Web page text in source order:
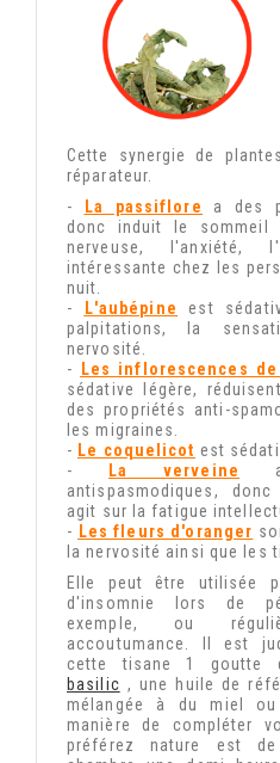
Cette synergie de
réparateur.
-
La passiflore
a des
donc induit le
nerveuse, l'anxiété,
intéressante chez les
nuit.
-
L'aubépine
est
palpitations, la
nervosité.
-
Les inflorescences
sédative légère,
des propriétés anti-
les migraines.
- Le coquelicot est
-
La verveine
a
antispasmodiques, donc
agit sur la fatigue
- Les fleurs d'oranger
la nervosité ainsi que les
Elle peut être utilisée
d'insomnie lors de
exemple, ou
accoutumance. Il est
cette tisane 1 goutte
basilic , une huile de
mélangée à du miel
manière de compléter
préférez nature est